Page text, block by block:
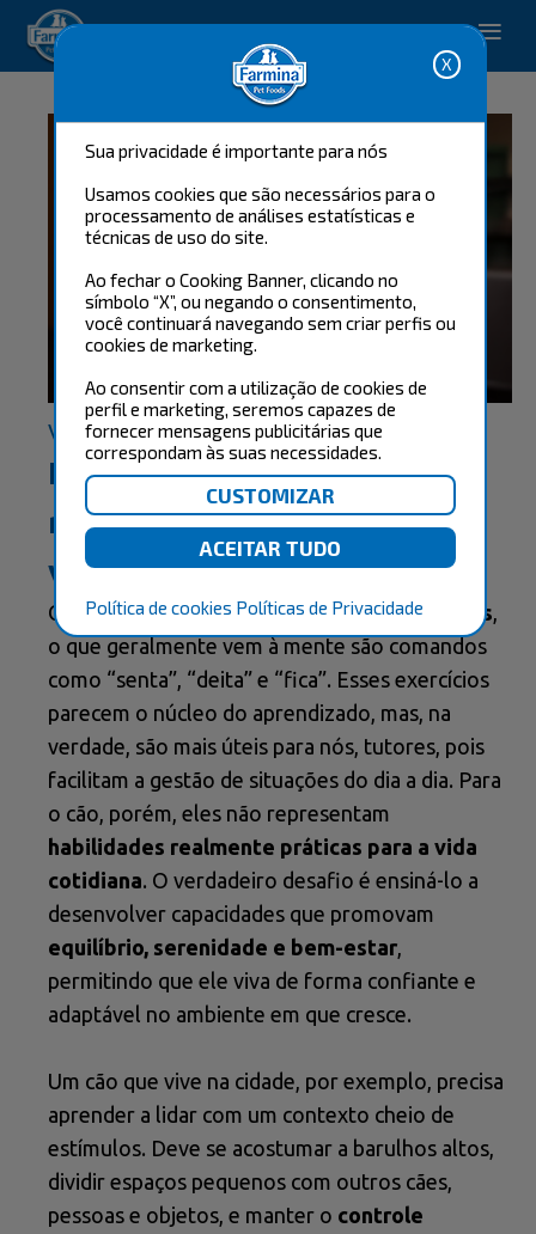
Sua privacidade é importante para nós
Usamos cookies que são necessários para o
processamento de análises estatísticas e
técnicas de uso do site.
Ao fechar o Cooking Banner, clicando no
símbolo “X”, ou negando o consentimento,
você continuará navegando sem criar perfis ou
cookies de marketing.
Ao consentir com a utilização de cookies de
perfil e marketing, seremos capazes de
fornecer mensagens publicitárias que
correspondam às suas necessidades.
Política de cookies Políticas de Privacidade
Pet Care Solutions.
Voltar
Habilidades Caninas: o que
realmente importa para uma
vida equilibrada
Quando pensamos emadestramento de cães
o que geralmente vem à mente são comandos
como “senta”, “deita” e “fica”. Esses exercícios
parecem o núcleo do aprendizado, mas, na
verdade, são mais úteis para nós, tutores, pois
facilitam a gestão de situações do dia a dia. Para
o cão, porém, eles não representam
habilidades realmente práticas para a vida
cotidiana. O verdadeiro desafio é ensiná-lo a
desenvolver capacidades que promovam
equilíbrio, serenidade e bem-estar
permitindo que ele viva de forma confiante e
adaptável no ambiente em que cresce.
Um cão que vive na cidade, por exemplo, precisa
aprender a lidar com um contexto cheio de
estímulos. Deve se acostumar a barulhos altos,
dividir espaços pequenos com outros cães,
pessoas e objetos, e manter o controle